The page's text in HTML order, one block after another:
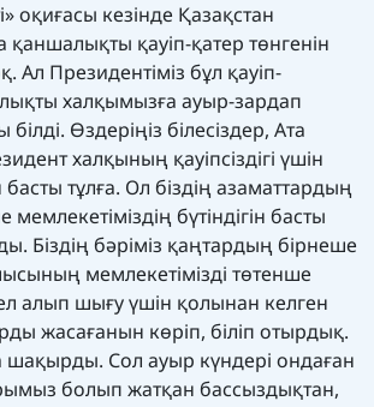
оқиғасы кезінде Қазақстан
қауіп-қатер төнгенін
Ал Президентіміз бұл қауіп-
халқымызға ауыр-зардап
білді. Өздеріңіз білесіздер, Ата
халқының қауіпсіздігі үшін
басты тұлға. Ол біздің азаматтардың
бүтіндігін басты
Біздің бәріміз қаңтардың бірнеше
мемлекетімізді төтенше
алып шығу үшін қолынан келген
жасағанын көріп, біліп отырдық.
шақырды. Сол ауыр күндері ондаған
болып жатқан бассыздықтан,